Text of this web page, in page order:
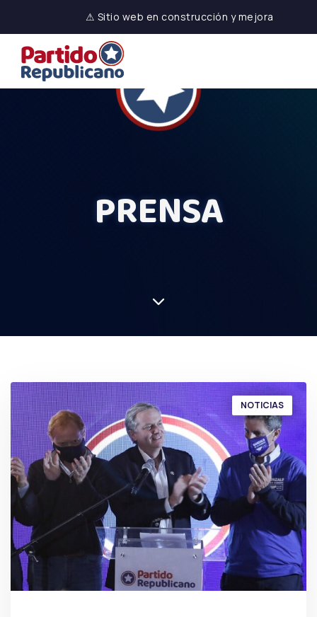
⚠ Sitio web en construcción y mejora
PRENSA
NOTICIAS